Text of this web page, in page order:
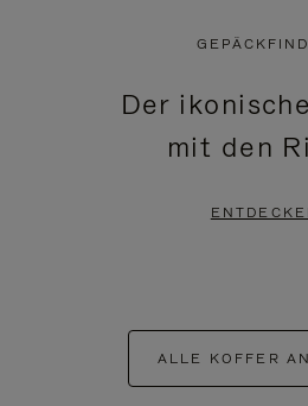
Der
mit den
ALLE KOFFER